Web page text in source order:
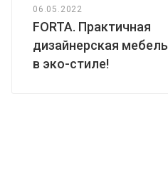
06.05.2022
FORTA. Практичная
дизайнерская мебель
в эко-стиле!